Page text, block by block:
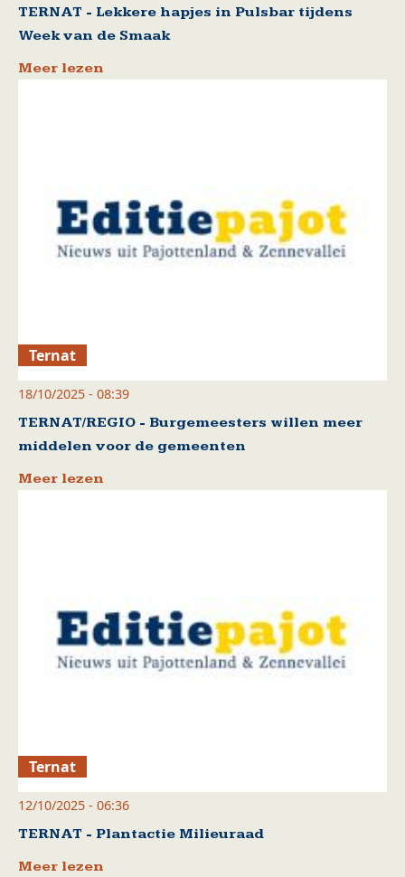
TERNAT - Lekkere hapjes in Pulsbar tijdens
Week van de Smaak
Meer lezen
Ternat
18/10/2025 - 08:39
TERNAT/REGIO - Burgemeesters willen meer
middelen voor de gemeenten
Meer lezen
Ternat
12/10/2025 - 06:36
TERNAT - Plantactie Milieuraad
Meer lezen